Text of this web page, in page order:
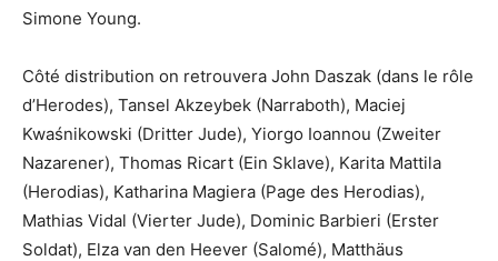
Simone Young.
Côté distribution on retrouvera John Daszak (dans le rôle
d’Herodes), Tansel Akzeybek (Narraboth), Maciej
Kwaśnikowski (Dritter Jude), Yiorgo Ioannou (Zweiter
Nazarener), Thomas Ricart (Ein Sklave), Karita Mattila
(Herodias), Katharina Magiera (Page des Herodias),
Mathias Vidal (Vierter Jude), Dominic Barbieri (Erster
Soldat), Elza van den Heever (Salomé), Matthäus